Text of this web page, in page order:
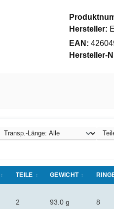
Hersteller:
EAN:
Hersteller-
TEILE GEWICHT
2 93.0 g 8